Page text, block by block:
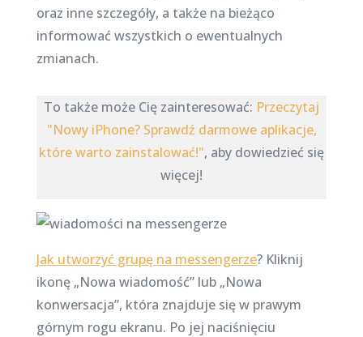
oraz inne szczegóły, a także na bieżąco
informować wszystkich o ewentualnych
zmianach.
To także może Cię zainteresować: Przeczytaj
"Nowy iPhone? Sprawdź darmowe aplikacje,
które warto zainstalować!", aby dowiedzieć się
więcej!
Jak utworzyć grupę na messengerze? Kliknij
ikonę „Nowa wiadomość” lub „Nowa
konwersacja”, która znajduje się w prawym
górnym rogu ekranu. Po jej naciśnięciu